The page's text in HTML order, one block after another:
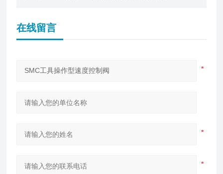
在线留言